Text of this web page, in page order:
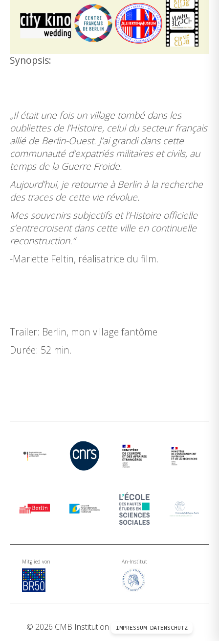
Synopsis:
„Il était une fois un village tombé dans les
oubliettes de l’Histoire, celui du secteur français
allié de Berlin-Ouest. J’ai grandi dans cette
communauté d’expatriés militaires et civils, au
temps de la Guerre Froide.
Aujourd’hui, je retourne à Berlin à la recherche
des traces de cette vie révolue.
Mes souvenirs subjectifs et l’Histoire officielle
s’entrecroisent dans cette ville en continuelle
reconstruction.“
-Mariette Feltin, réalisatrice du film.
Trailer: Berlin, mon village fantôme
Durée: 52 min.
Mitglied von An-Institut
© 2026 CMB Institution IMPRESSUM DATENSCHUTZ